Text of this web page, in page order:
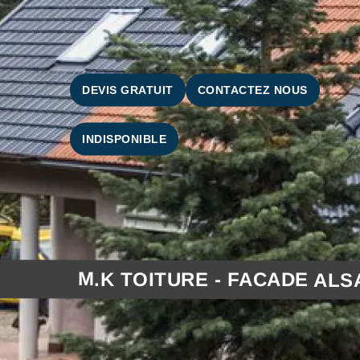
DEVIS GRATUIT CONTACTEZ NOUS
INDISPONIBLE
M.K TOITURE - FACADE